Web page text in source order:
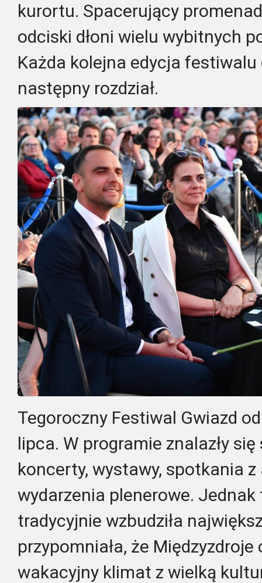
kurortu. Spacerujący
odciski dłoni wielu wybitnych
Każda kolejna edycja
następny rozdział.
Tegoroczny Festiwal Gwiazd
lipca. W programie znalazły
koncerty, wystawy, spotkania
wydarzenia plenerowe.
tradycyjnie wzbudziła
przypomniała, że
wakacyjny klimat z wielką